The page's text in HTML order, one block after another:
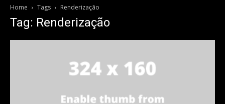
Home Tags Renderização
Tag: Renderização